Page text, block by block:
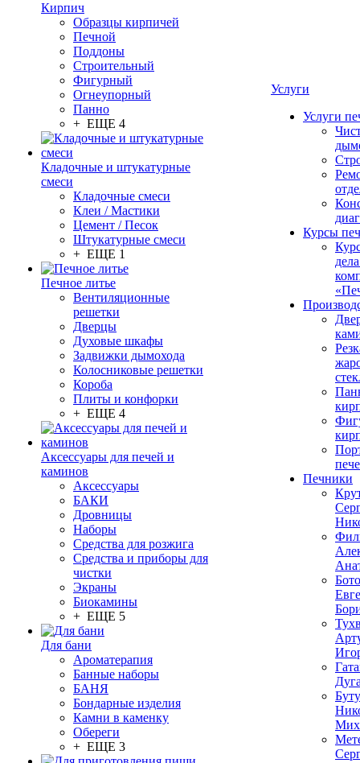
Кирпич
Образцы кирпичей
Печной
Поддоны
Строительный
Фигурный
Огнеупорный
Панно
+ ЕЩЕ 4
Кладочные и штукатурные
смеси
Кладочные смеси
Клеи / Мастики
Цемент / Песок
Штукатурные смеси
+ ЕЩЕ 1
Печное литье
Вентиляционные
решетки
Дверцы
Духовые шкафы
Задвижки дымохода
Колосниковые решетки
Короба
Плиты и конфорки
+ ЕЩЕ 4
Аксессуары для печей и
каминов
Аксессуары
БАКИ
Дровницы
Наборы
Средства для розжига
Средства и приборы для
чистки
Экраны
Биокамины
+ ЕЩЕ 5
Для бани
Ароматерапия
Банные наборы
БАНЯ
Бондарные изделия
Камни в каменку
Обереги
+ ЕЩЕ 3
Услуги
Услуги
Курсы
Печники